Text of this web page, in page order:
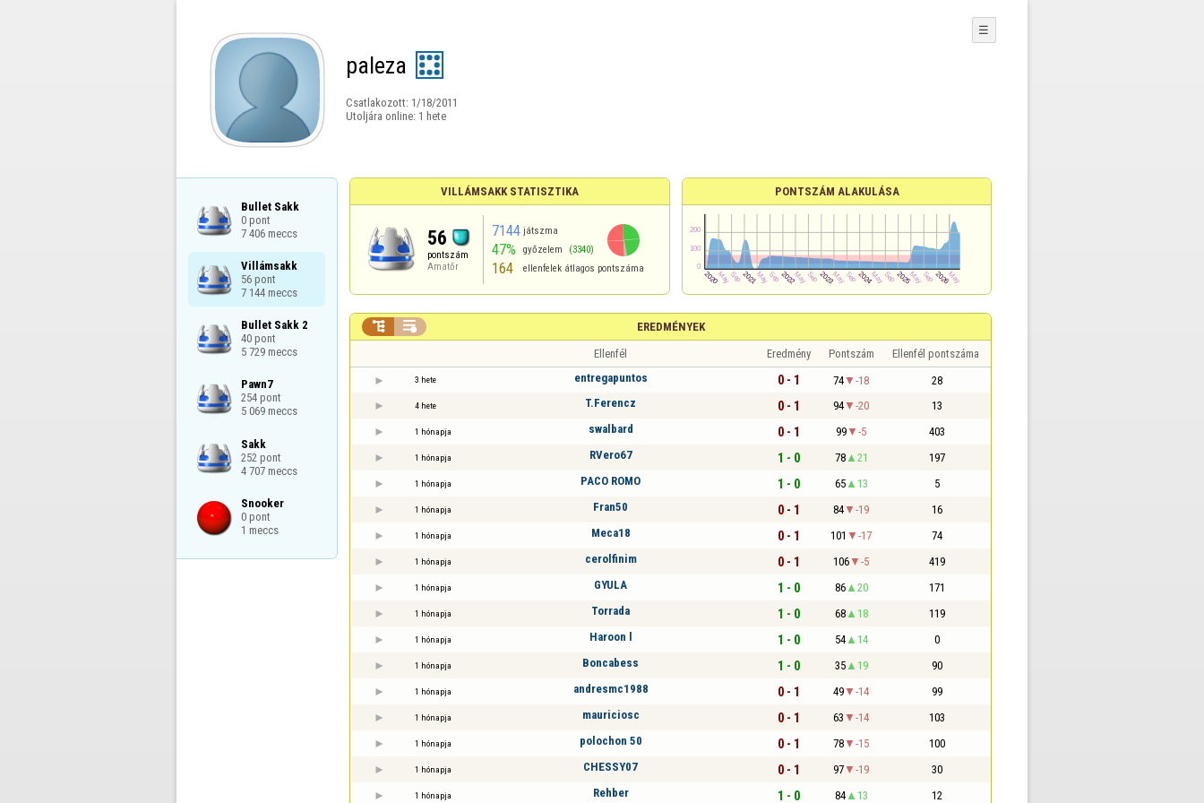
paleza
Csatlakozott: 1/18/2011
Utoljára online: 1 hete
☰
Bullet Sakk
0 pont
7 406 meccs
Villámsakk
56 pont
7 144 meccs
Bullet Sakk 2
40 pont
5 729 meccs
Pawn7
254 pont
5 069 meccs
Sakk
252 pont
4 707 meccs
Snooker
0 pont
1 meccs
VILLÁMSAKK STATISZTIKA
56
pontszám
Amatőr
7144 játszma
47% győzelem (3340)
164 ellenfelek átlagos pontszáma
PONTSZÁM ALAKULÁSA
EREDMÉNYEK
 
Ellenfél Eredmény Pontszám Ellenfél pontszáma
3 hete entregapuntos 0 - 1 74 -18 28
4 hete T.Ferencz 0 - 1 94 -20 13
1 hónapja swalbard 0 - 1 99 -5 403
1 hónapja RVero67 1 - 0 78 21 197
1 hónapja PACO ROMO 1 - 0 65 13 5
1 hónapja Fran50 0 - 1 84 -19 16
1 hónapja Meca18 0 - 1 101 -17 74
1 hónapja cerolfinim 0 - 1 106 -5 419
1 hónapja GYULA 1 - 0 86 20 171
1 hónapja Torrada 1 - 0 68 18 119
1 hónapja Haroon l 1 - 0 54 14 0
1 hónapja Boncabess 1 - 0 35 19 90
1 hónapja andresmc1988 0 - 1 49 -14 99
1 hónapja mauriciosc 0 - 1 63 -14 103
1 hónapja polochon 50 0 - 1 78 -15 100
1 hónapja CHESSY07 0 - 1 97 -19 30
1 hónapja Rehber 1 - 0 84 13 12